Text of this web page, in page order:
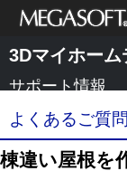
メガソフト株式
会社
3Dマイホー
サポート情報
よくあるご質問
棟違い屋根を